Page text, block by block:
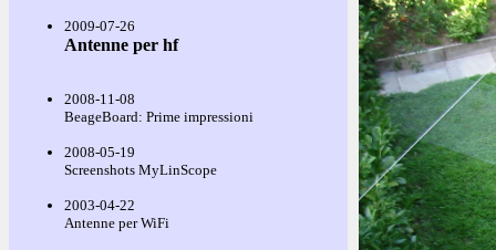
2009-07-26
Antenne per hf
2008-11-08
BeageBoard: Prime impressioni
2008-05-19
Screenshots MyLinScope
2003-04-22
Antenne per WiFi